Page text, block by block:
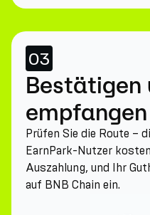
03
Bestätigen
empfangen
Prüfen Sie die Route –
EarnPark-Nutzer
Auszahlung, und Ihr
auf BNB Chain ein.